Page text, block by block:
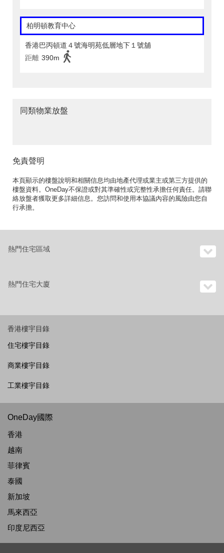
柏明頓教育中心
香港巴丙頓道４號海明苑低層地下１號舖
距離 390m
同類物業放盤
免責聲明
本頁顯示的樓盤說明和相關信息均由地產代理或業主或第三方提供的
樓盤資料。OneDay不保證或對其準確性或完整性承擔任何責任。請聯
絡放盤者獲取更多詳細信息。您訪問和使用本協議內容的風險由您自
行承擔。
熱門住宅區域
熱門住宅大廈
香港樓宇目錄
住宅樓宇目錄
商業樓宇目錄
工業樓宇目錄
OneDay國際
香港
越南
菲律賓
泰國
新加坡
馬來西亞
印度尼西亞